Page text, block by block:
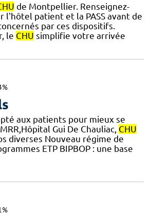
de Montpellier. Renseignez-
l'hôtel patient et la PASS avant de
par ces dispositifs.
le CHU simplifie votre arrivée
aux patients pour mieux se
Gui De Chauliac, CHU
diverses Nouveau régime de
ETP BIPBOP : une base